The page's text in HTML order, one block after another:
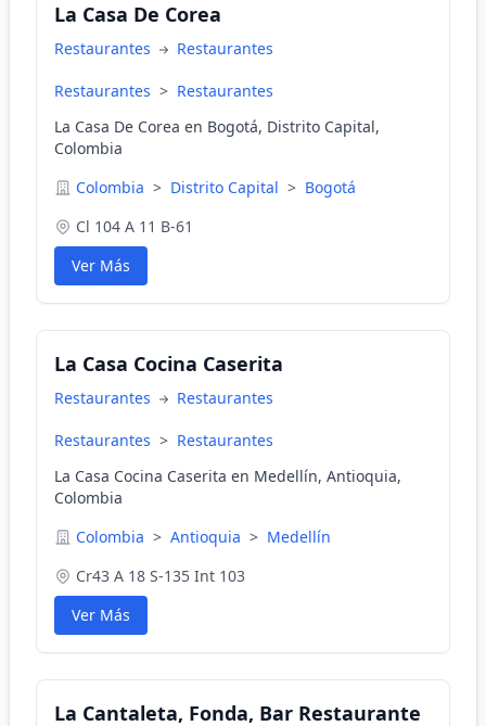
La Casa De Corea
Restaurantes Restaurantes
Restaurantes > Restaurantes
La Casa De Corea en Bogotá, Distrito Capital,
Colombia
Colombia > Distrito Capital > Bogotá
Cl 104 A 11 B-61
Ver Más
La Casa Cocina Caserita
Restaurantes Restaurantes
Restaurantes > Restaurantes
La Casa Cocina Caserita en Medellín, Antioquia,
Colombia
Colombia > Antioquia > Medellín
Cr43 A 18 S-135 Int 103
Ver Más
La Cantaleta, Fonda, Bar Restaurante